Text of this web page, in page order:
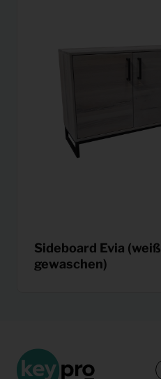
Sideboard Evia (weiß
gewaschen)